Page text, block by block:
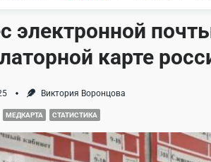
электронной
карте
Виктория Воронцова
МЕДКАРТА СТАТИСТИКА